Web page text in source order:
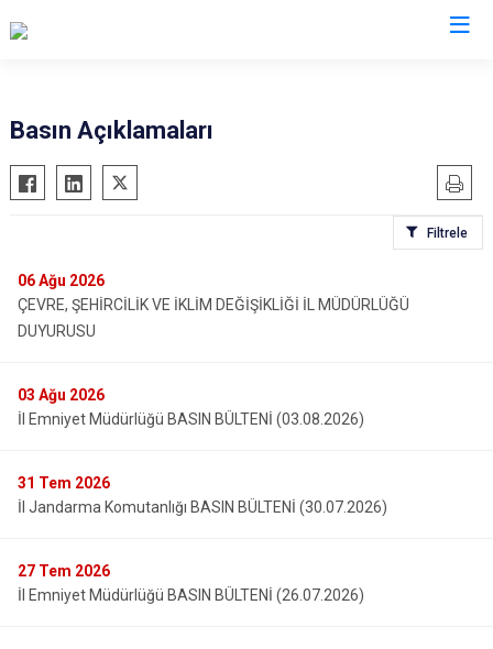
Basın Açıklamaları
Filtrele
06Ağu 2026
ÇEVRE, ŞEHİRCİLİK VE İKLİM DEĞİŞİKLİĞİ İL MÜDÜRLÜĞÜ
DUYURUSU
03 Ağu 2026
İl Emniyet Müdürlüğü BASIN BÜLTENİ (03.08.2026)
31 Tem 2026
İl Jandarma Komutanlığı BASIN BÜLTENİ (30.07.2026)
27 Tem 2026
İl Emniyet Müdürlüğü BASIN BÜLTENİ (26.07.2026)